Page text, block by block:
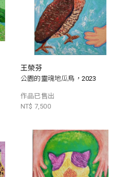
王榮芬
公園的靈魂地瓜鳥，2023
作品已售出
NT$ 7,500